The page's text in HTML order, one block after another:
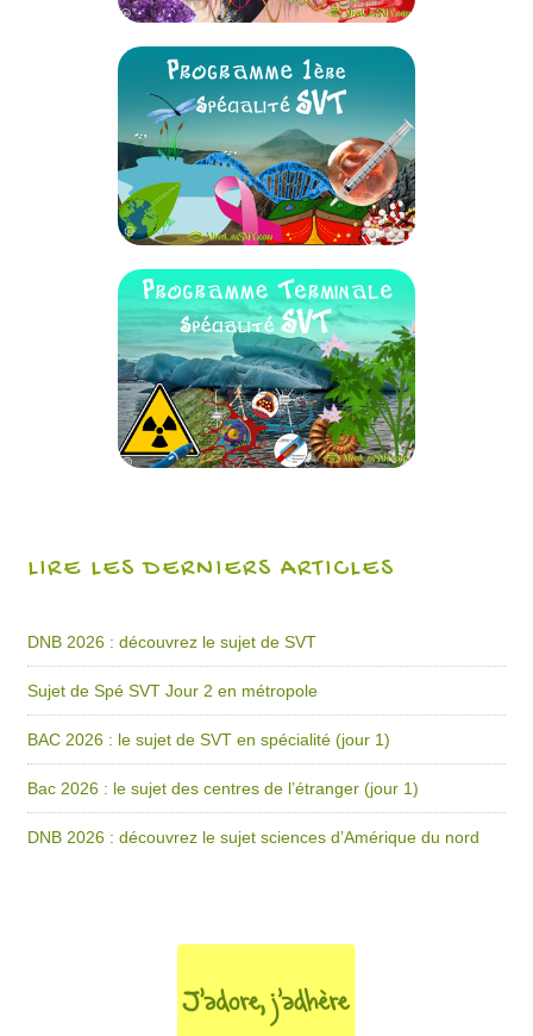
LIRE LES DERNIERS ARTICLES
DNB 2026 : découvrez le sujet de SVT
Sujet de Spé SVT Jour 2 en métropole
BAC 2026 : le sujet de SVT en spécialité (jour 1)
Bac 2026 : le sujet des centres de l’étranger (jour 1)
DNB 2026 : découvrez le sujet sciences d’Amérique du nord